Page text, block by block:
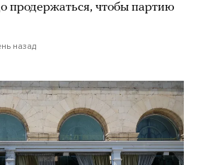
продержаться, чтобы партию
назад